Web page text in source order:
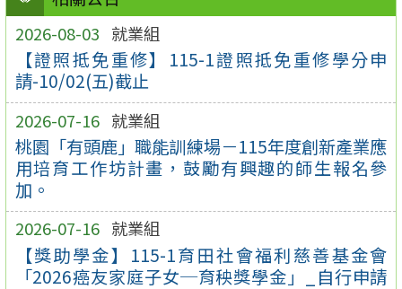
2026-08-03 就業組
【證照抵免重修】115-1證照抵免重修學分申
請-10/02(五)截止
2026-07-16 就業組
桃園「有頭鹿」職能訓練場－115年度創新產業應
用培育工作坊計畫，鼓勵有興趣的師生報名參
加。
2026-07-16 就業組
【獎助學金】115-1育田社會福利慈善基金會
「2026癌友家庭子女─育秧獎學金」_自行申請